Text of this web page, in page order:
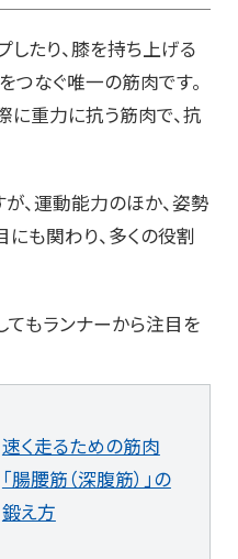
たり、膝を持ち上げる
つなぐ唯一の筋肉です。
に重力に抗う筋肉で、抗
、運動能力のほか、姿勢
にも関わり、多くの役割
てもランナーから注目を
速く走るための筋肉
「腸腰筋（深腹筋）」の
鍛え方